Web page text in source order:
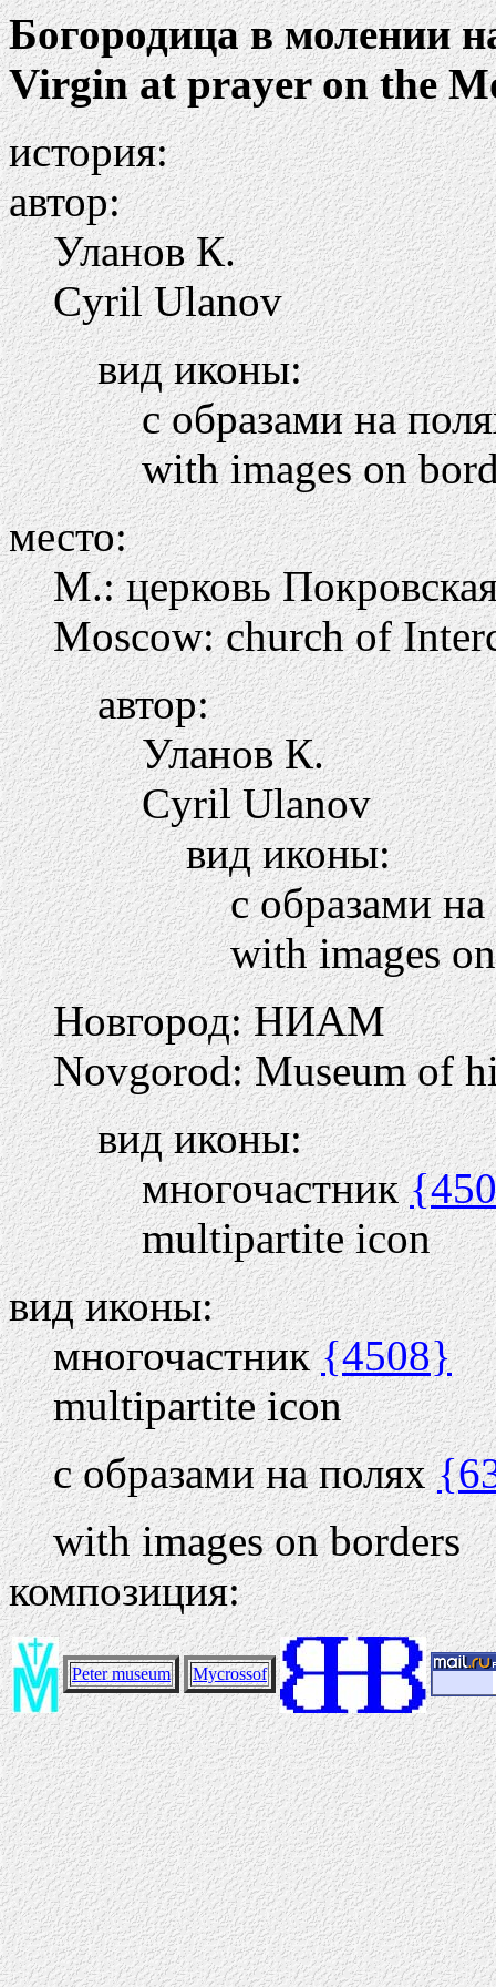
Богородица в молении
Virgin at prayer on the
история:
автор:
Уланов К.
Cyril Ulanov
вид иконы:
с образами на
with images on
место:
М.: церковь
Moscow: church of
автор:
Уланов К.
Cyril Ulanov
вид иконы:
с образами
with images
Новгород: НИАМ
Novgorod: Museum of
вид иконы:
многочастник
multipartite icon
вид иконы:
многочастник{4508}
multipartite icon
с образами на полях
with images on borders
композиция:
Peter museum Mycrossof